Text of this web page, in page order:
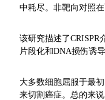
中耗尽。非靶向对照
该研究描述了CRISPR
片段化和DNA损伤诱
大多数细胞屈服于最
来切割癌症。总的来